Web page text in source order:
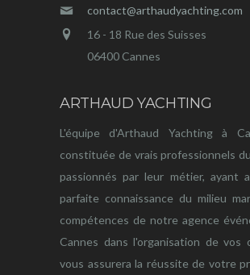
contact@arthaudyachting.com
16 - 18 Rue des Suisses
06400 Cannes
ARTHAUD YACHTING
L'équipe d'Arthaud Yachting à
constituée de vrais professionnels
passionnés par leur métier, ayant
parfaite connaissance du milieu
compétences de notre agence
Cannes dans l'organisation de vos
vous assurera la réussite de votre